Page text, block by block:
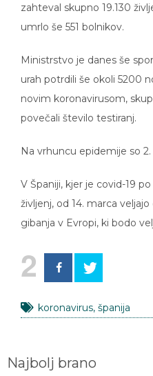
zahteval skupno 19.130
umrlo še 551 bolnikov.
Ministrstvo je danes še
urah potrdili še okoli 5200
novim koronavirusom,
povečali število testiranj.
Na vrhuncu epidemije so
V Španiji, kjer je covid-19
življenj, od 14. marca
gibanja v Evropi, ki bodo
2
koronavirus, španija
Najbolj brano